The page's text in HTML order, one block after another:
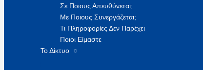
Σε Ποιους Απευθύνεται;
Με Ποιους Συνεργάζεται;
Τι Πληροφορίες Δεν Παρέχει
Ποιοι Είμαστε
Το Δίκτυο